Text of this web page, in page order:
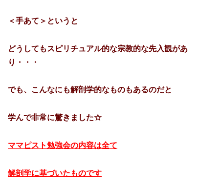
＜手あて＞というと
どうしてもスピリチュアル的な宗教的な先入観があ
り・・・
でも、こんなにも解剖学的なものもあるのだと
学んで非常に驚きました☆
ママピスト勉強会の内容は全て
解剖学に基づいたものです